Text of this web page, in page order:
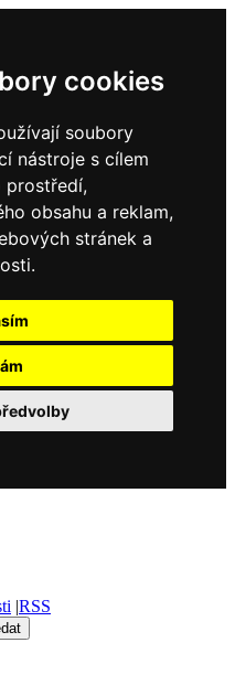
cookies
soubory
nástroje s cílem
prostředí,
obsahu a reklam,
stránek a
|RSS